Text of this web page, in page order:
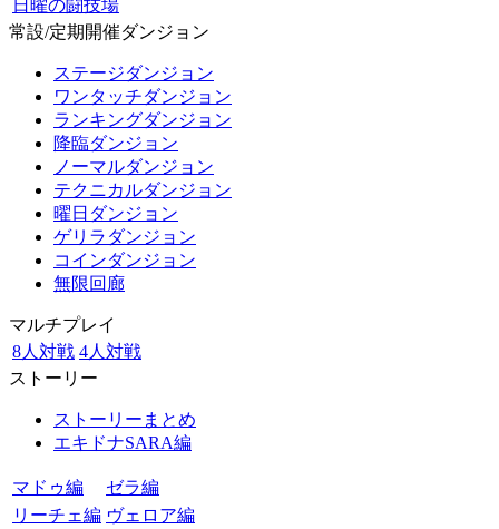
日曜の闘技場
常設/定期開催ダンジョン
ステージダンジョン
ワンタッチダンジョン
ランキングダンジョン
降臨ダンジョン
ノーマルダンジョン
テクニカルダンジョン
曜日ダンジョン
ゲリラダンジョン
コインダンジョン
無限回廊
マルチプレイ
8人対戦 4人対戦
ストーリー
ストーリーまとめ
エキドナSARA編
マドゥ編
ゼラ編
リーチェ編 ヴェロア編